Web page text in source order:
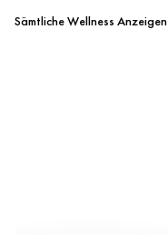
Sämtliche Wellness Anzeigen